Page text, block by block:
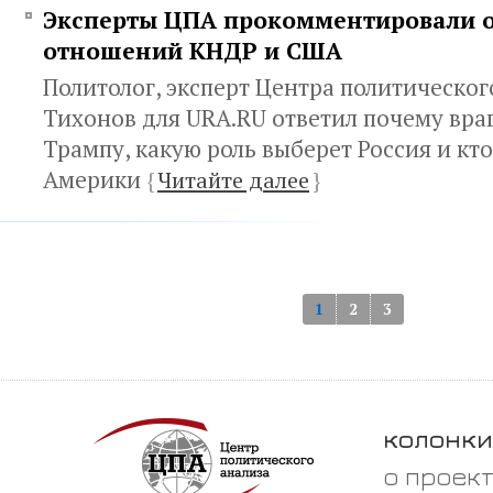
Эксперты ЦПА прокомментировали
отношений КНДР и США
Политолог, эксперт Центра
Тихонов для URA.RU ответил почему
Трампу, какую роль выберет Россия и
Америки {Читайте далее}
1 2 3
колонки
о